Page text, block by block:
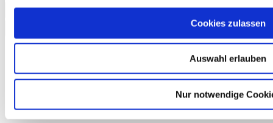
Cookies zulassen
Auswahl erlauben
Nur notwendige